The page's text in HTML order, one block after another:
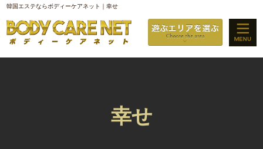
韓国エステならボディーケアネット｜幸せ
幸せ